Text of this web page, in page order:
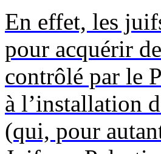
En effet, les
pour acquérir
contrôlé par le
à l’installation
(qui, pour